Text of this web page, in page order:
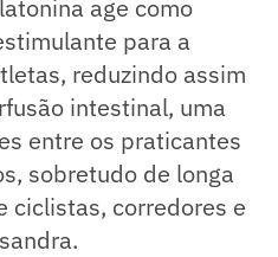
age como
para a
reduzindo assim
intestinal, uma
entre os praticantes
sobretudo de longa
ciclistas, corredores e